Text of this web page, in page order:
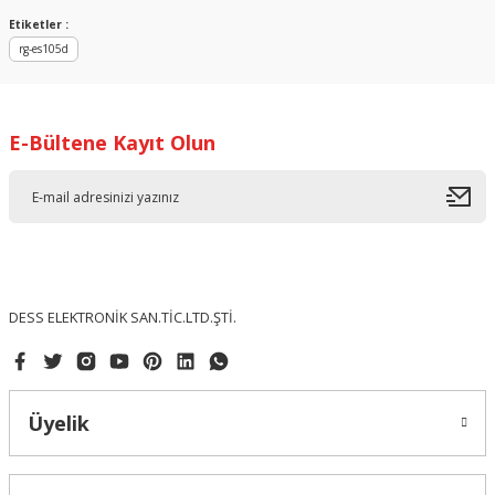
Ürün resmi kalitesiz, bozuk veya görüntülenemiyor.
Ürün açıklamasında eksik bilgiler bulunuyor.
Bu ürüne benzer farklı alternatifler olmalı.
Etiketler :
rg-es105d
E-Bültene Kayıt Olun
DESS ELEKTRONİK SAN.TİC.LTD.ŞTİ.
Üyelik